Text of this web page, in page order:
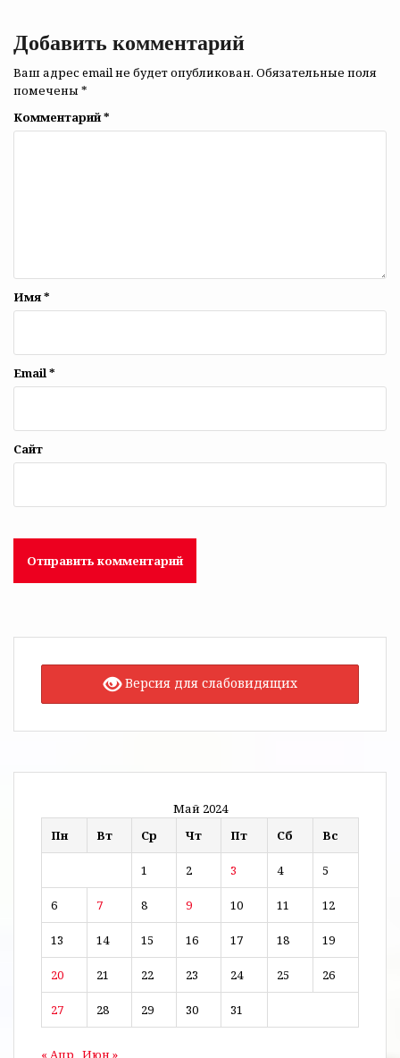
Добавить комментарий
Ваш адрес email не будет опубликован. Обязательные поля
помечены *
Комментарий*
Имя*
Email*
Сайт
Версия для слабовидящих
Май 2024
Пн
Вт Ср Чт Пт Сб Вс
1 2 3 4 5
6 7 8 9 10 11 12
13 14 15 16 17 18 19
20 21 22 23 24 25 26
27 28 29 30 31
« Апр Июн »